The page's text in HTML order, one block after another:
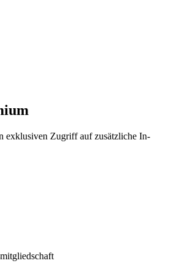
exklusiven Zugriff auf zusätzliche In-